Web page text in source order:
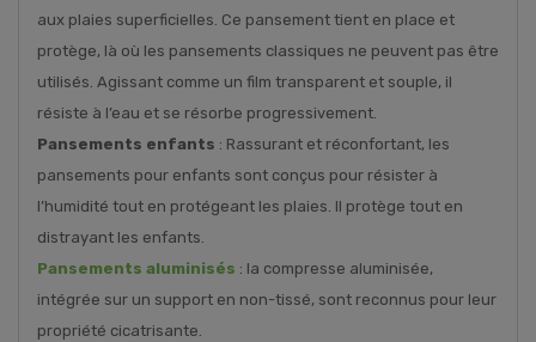
aux plaies superficielles. Ce pansement tient en place et
protège, là où les pansements classiques ne peuvent pas être
utilisés. Agissant comme un film transparent et souple, il
résiste à l’eau et se résorbe progressivement.
Pansements enfants : Rassurant et réconfortant, les
pansements pour enfants sont conçus pour résister à
l’humidité tout en protégeant les plaies. Il protège tout en
distrayant les enfants.
Pansements aluminisés : la compresse aluminisée,
intégrée sur un support en non-tissé, sont reconnus pour leur
propriété cicatrisante.